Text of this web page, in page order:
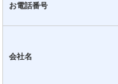
お電話番号
会社名